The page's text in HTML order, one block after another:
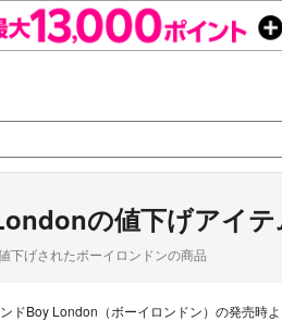
の値下げアイテ
下げされたボーイロンドンの商品
ドBoy London（ボーイロンドン）の発売時